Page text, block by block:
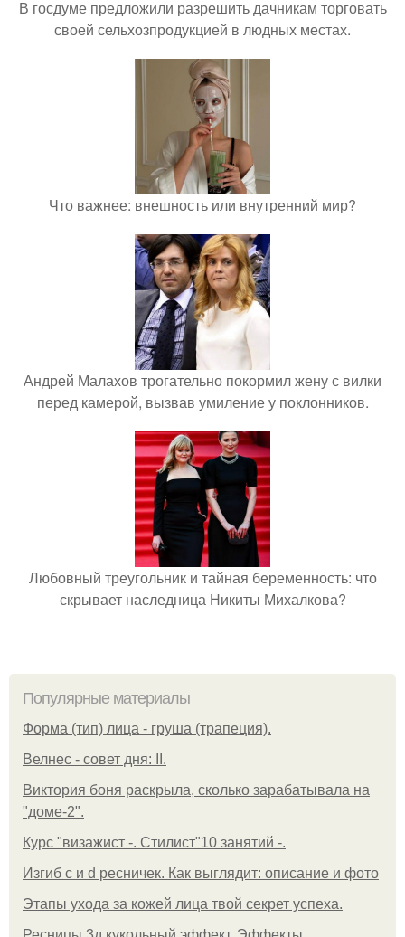
В госдуме предложили разрешить дачникам торговать
своей сельхозпродукцией в людных местах.
Что важнее: внешность или внутренний мир?
Андрей Малахов трогательно покормил жену с вилки
перед камерой, вызвав умиление у поклонников.
Любовный треугольник и тайная беременность: что
скрывает наследница Никиты Михалкова?
Популярные материалы
Форма (тип) лица - груша (трапеция).
Велнес - совет дня: II.
Виктория боня раскрыла, сколько зарабатывала на
"доме-2".
Курс "визажист -. Стилист"10 занятий -.
Изгиб c и d ресничек. Как выглядит: описание и фото
Этапы ухода за кожей лица твой секрет успеха.